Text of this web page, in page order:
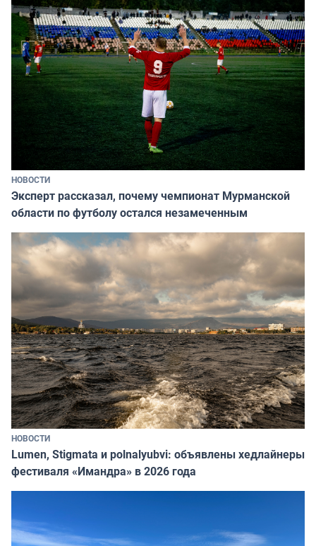
НОВОСТИ
Эксперт рассказал, почему чемпионат Мурманской
области по футболу остался незамеченным
НОВОСТИ
Lumen, Stigmata и polnalyubvi: объявлены хедлайнеры
фестиваля «Имандра» в 2026 года